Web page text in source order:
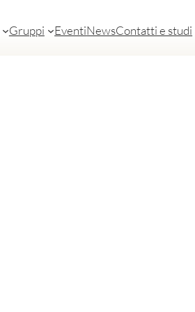
Gruppi EventiNewsContatti e studi